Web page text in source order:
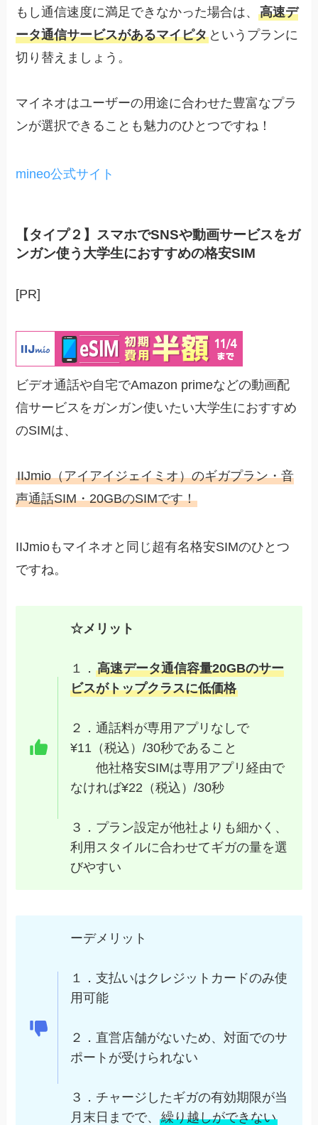
もし通信速度に満足できなかった場合は、高速デ
ータ通信サービスがあるマイピタ というプランに
切り替えましょう。
マイネオはユーザーの用途に合わせた豊富なプラ
ンが選択できることも魅力のひとつですね！
mineo公式サイト
【タイプ２】スマホでSNSや動画サービスをガ
ンガン使う大学生におすすめの格安SIM
[PR]
ビデオ通話や自宅でAmazon primeなどの動画配
信サービスをガンガン使いたい大学生におすすめ
のSIMは、
IIJmio（アイアイジェイミオ）のギガプラン・音
声通話SIM・20GBのSIMです！
IIJmioもマイネオと同じ超有名格安SIMのひとつ
ですね。
☆メリット
１． 高速データ通信容量20GBのサー
ビスがトップクラスに低価格
２．通話料が専用アプリなしで
¥11（税込）/30秒であること
他社格安SIMは専用アプリ経由で
なければ¥22（税込）/30秒
３．プラン設定が他社よりも細かく、
利用スタイルに合わせてギガの量を選
びやすい
ーデメリット
１．支払いはクレジットカードのみ使
用可能
２．直営店舗がないため、対面でのサ
ポートが受けられない
３．チャージしたギガの有効期限が当
月末日までで、 繰り越しができない